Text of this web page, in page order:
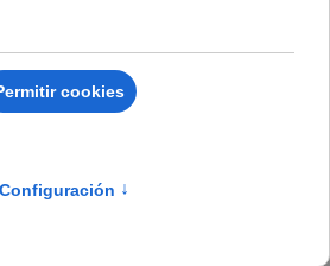
Rectoral X
para el